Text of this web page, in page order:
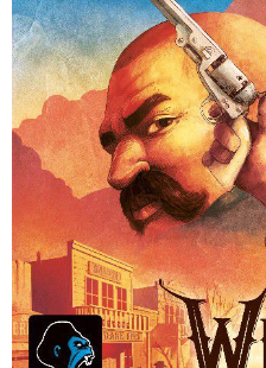
Экономические
Тактические
Детективные
Игры-квесты
Викторины
Для взрослых (18+)
Crowd Games
Lavka Games
GaGa Games
Эврикус
Банда умников
Остальные серии